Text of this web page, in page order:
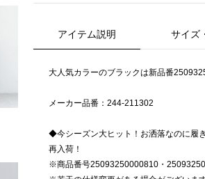
アイテム説明 サイズ
大人気カラーのブラックは新品番
メーカー品番：244-211302
◆今シーズン大ヒット！お洒落なのに履
再入荷！
※商品番号25093250000810・